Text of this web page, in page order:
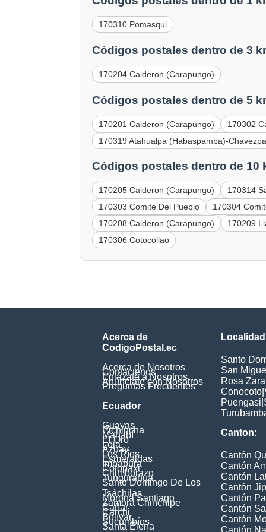
170310 Pomasqui
Códigos postales dentro de 3
170204 Calderon (Carapungo)
Códigos postales dentro de 5
170201 Calderon (Carapungo)
170302
170319 Atahualpa (Habaspamba)-
Códigos postales dentro de 10
170205 Calderon (Carapungo)
170314
170303 Comite Del Pueblo
170304
170208 Calderon (Carapungo)
170209
170306 Cotocollao
Acerca de
CodigoPostal.ec
Acerca de Nosotros
Contáctenos
Enlázate a Nosotros
Anúnciate con Nosotros
Preguntas Frecuentes
Ecuador
Guayas
Pichincha
Manabí
El Oro
Loja
Azuay
Los Ríos
Esmeraldas
Imbabura
Cotopaxi
Chimborazo
Tungurahua
Santo Domingo De Los
Tsáchilas
Morona Santiago
Zamora Chinchipe
Cañar
Carchi
Bolívar
Sucumbíos
Santa Elena
Santo
San
Rosa
Conocoto
Puengasi
Canton:
Cantón
Cantón
Cantón
Cantón
Cantón
Cantón
Cantón